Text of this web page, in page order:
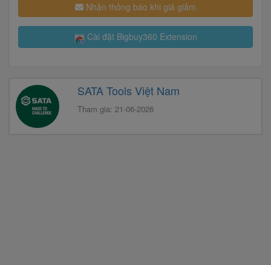
Nhận thông báo khi giá giảm
Cài đặt Bigbuy360 Extension
SATA Tools Việt Nam
Tham gia: 21-06-2026